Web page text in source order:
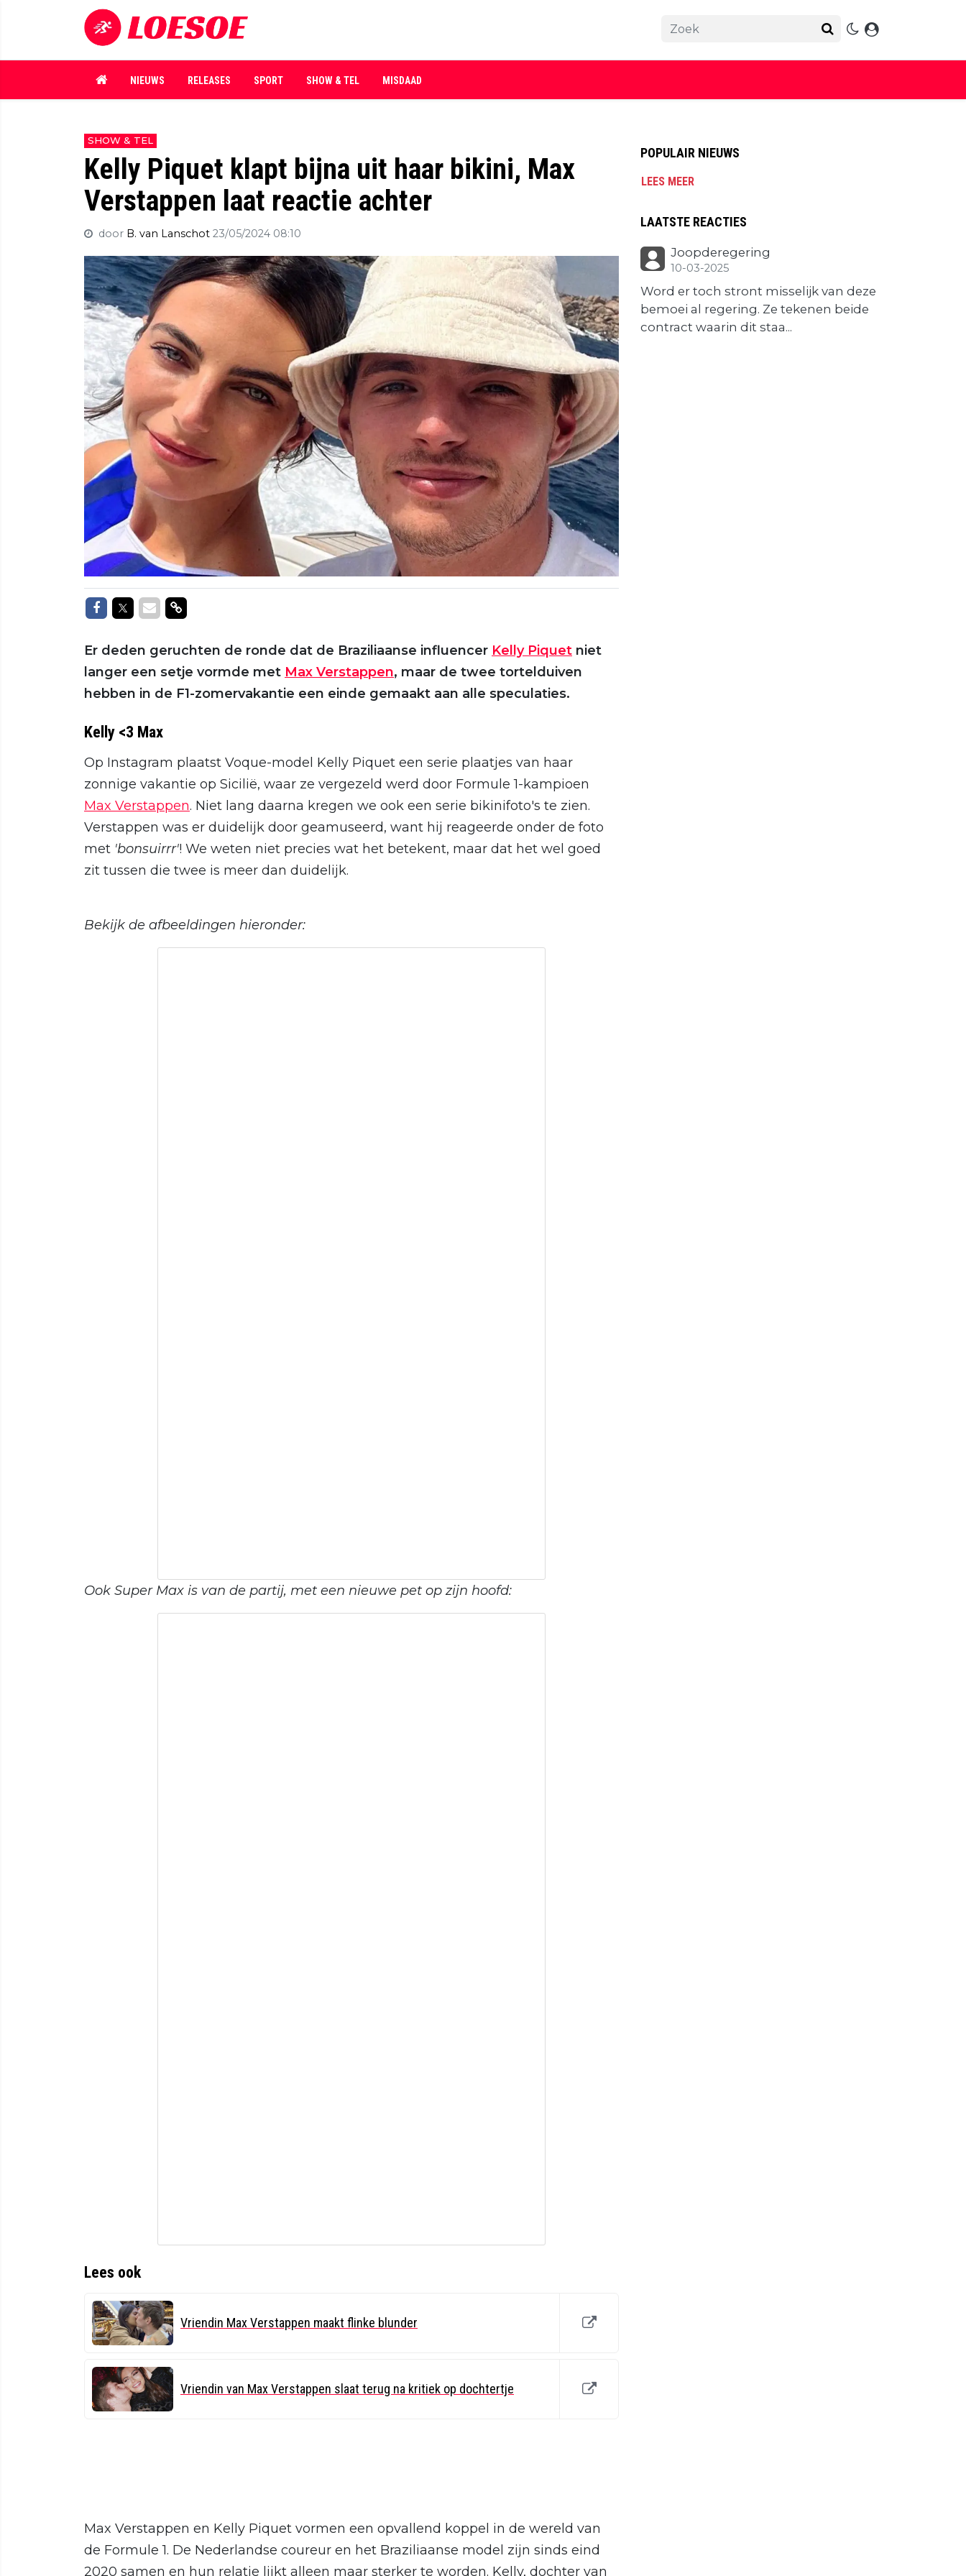
NIEUWS RELEASES SPORT SHOW & TEL MISDAAD
SHOW & TEL
Kelly Piquet klapt bijna uit haar bikini, Max
Verstappen laat reactie achter
door B. van Lanschot 23/05/2024 08:10
Delen op Facebook
Delen op Twitter
Delen via Mail
Delen via link
Er deden geruchten de ronde dat de Braziliaanse influencer Kelly Piquet niet
langer een setje vormde met Max Verstappen, maar de twee tortelduiven
hebben in de F1-zomervakantie een einde gemaakt aan alle speculaties.
Kelly <3 Max
Op Instagram plaatst Voque-model Kelly Piquet een serie plaatjes van haar
zonnige vakantie op Sicilië, waar ze vergezeld werd door Formule 1-kampioen
Max Verstappen. Niet lang daarna kregen we ook een serie bikinifoto's te zien.
Verstappen was er duidelijk door geamuseerd, want hij reageerde onder de foto
met 'bonsuirrr'! We weten niet precies wat het betekent, maar dat het wel goed
zit tussen die twee is meer dan duidelijk.
Bekijk de afbeeldingen hieronder:
Ook Super Max is van de partij, met een nieuwe pet op zijn hoofd:
Lees ook
Vriendin Max Verstappen maakt flinke blunder
Vriendin van Max Verstappen slaat terug na kritiek op dochtertje
Max Verstappen en Kelly Piquet vormen een opvallend koppel in de wereld van
de Formule 1. De Nederlandse coureur en het Braziliaanse model zijn sinds eind
2020 samen en hun relatie lijkt alleen maar sterker te worden. Kelly, dochter van
POPULAIR NIEUWS
LEES MEER
LAATSTE REACTIES
Joopderegering
10-03-2025
Word er toch stront misselijk van deze
bemoei al regering. Ze tekenen beide
contract waarin dit staa...